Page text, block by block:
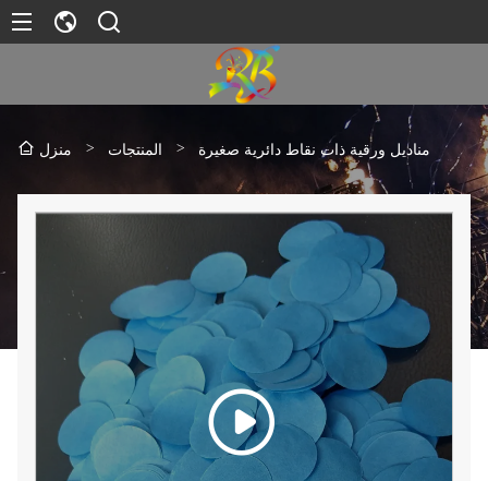
منزل > المنتجات > مناديل ورقية ذات نقاط دائرية صغيرة